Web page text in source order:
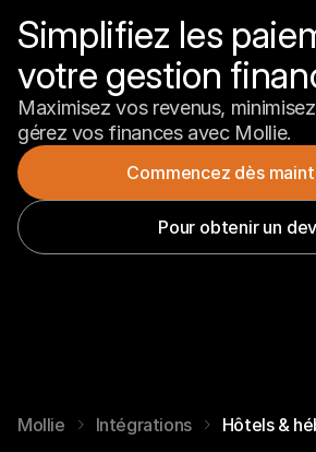
Simplifiez les
votre gestion
Maximisez vos revenus,
gérez vos finances avec Mollie.
Commencez dès
Pour obtenir un
Mollie Intégrations Hôtels &